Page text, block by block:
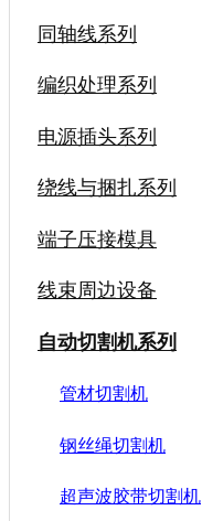
同轴线系列
编织处理系列
电源插头系列
绕线与捆扎系列
端子压接模具
线束周边设备
自动切割机系列
管材切割机
钢丝绳切割机
超声波胶带切割机